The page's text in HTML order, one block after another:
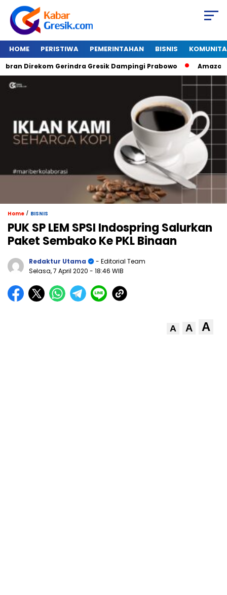
HOME PERISTIWA PEMERINTAHAN BISNIS
Gerindra Gresik Dampingi Prabowo Amazon Van
Home / BISNIS
PUK SP LEM SPSI Indospring Salurkan
Paket Sembako Ke PKL Binaan
Redaktur Utama
- Editorial Team
Selasa, 7 April 2020 - 18:46 WIB
A A A